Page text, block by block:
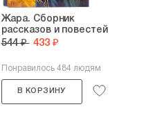
Жара. Сборник
рассказов и повестей
544 ₽ 433 ₽
Понравилось 484 людям
В КОРЗИНУ